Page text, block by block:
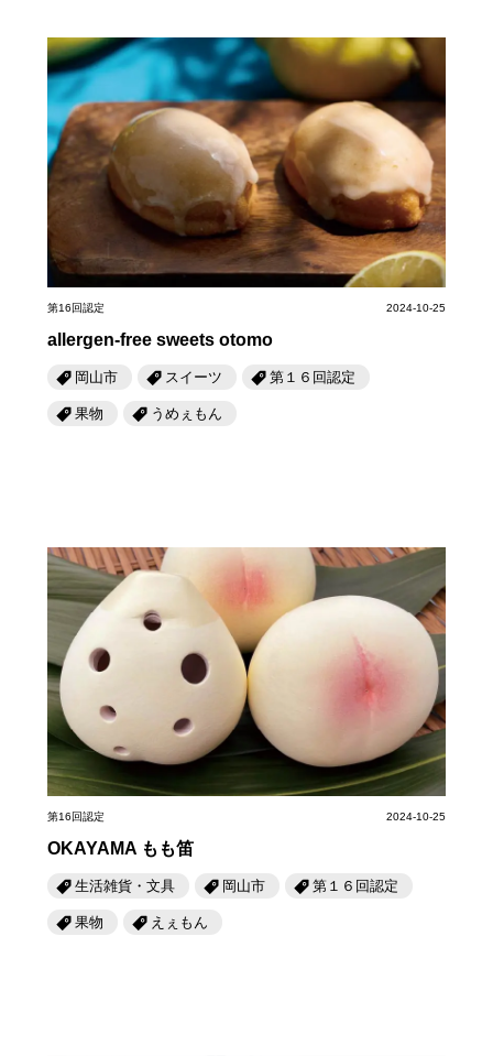
第16回認定 2024-10-25
allergen-free sweets otomo
岡山市 スイーツ 第１６回認定
果物 うめぇもん
第16回認定 2024-10-25
OKAYAMA もも笛
生活雑貨・文具 岡山市 第１６回認定
果物 えぇもん